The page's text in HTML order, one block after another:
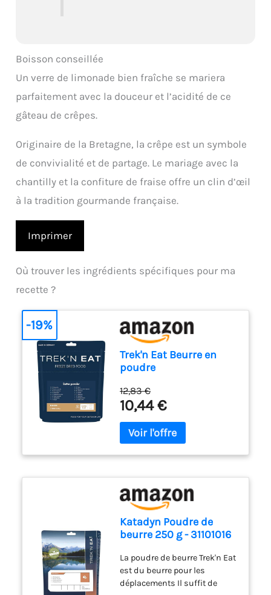
Boisson conseillée
Un verre de limonade bien fraîche se mariera
parfaitement avec la douceur et l’acidité de ce
gâteau de crêpes.
Originaire de la Bretagne, la crêpe est un symbole
de convivialité et de partage. Le mariage avec la
chantilly et la confiture de fraise offre un clin d’œil
à la tradition gourmande française.
Imprimer
Où trouver les ingrédients spécifiques pour ma
recette ?
Trek'n Eat Beurre en
poudre
12,83 €
10,44 €
-19%
Katadyn Poudre de
beurre 250 g - 31101016
La poudre de beurre Trek'n Eat
est du beurre pour les
déplacements Il suffit de